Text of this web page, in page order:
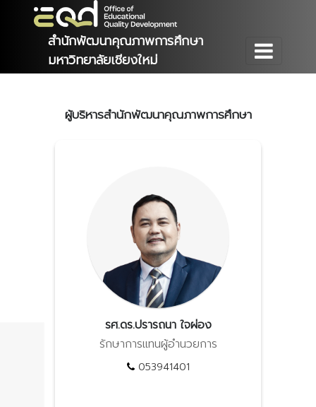
สำนักพัฒนาคุณภาพการศึกษา
มหาวิทยาลัยเชียงใหม่
ผู้บริหารสำนักพัฒนาคุณภาพการศึกษา
รศ.ดร.ปรารถนา ใจผ่อง
รักษาการแทนผู้อำนวยการ
053941401